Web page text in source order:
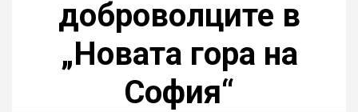
доброволците в
„Новата гора на
София“